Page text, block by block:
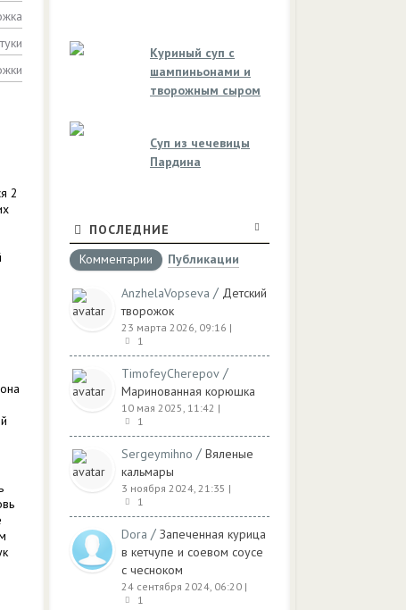
2
Куриный суп с
шампиньонами и
творожным сыром
Суп из чечевицы
Пардина
ПОСЛЕДНИЕ
Комментарии
Публикации
AnzhelaVopseva / Детский
творожок
23 марта 2026, 09:16 |
1
TimofeyCherepov /
Маринованная корюшка
10 мая 2025, 11:42 |
1
Sergeymihno / Вяленые
кальмары
3 ноября 2024, 21:35 |
1
Dora / Запеченная курица
в кетчупе и соевом соусе
с чесноком
24 сентября 2024, 06:20 |
1